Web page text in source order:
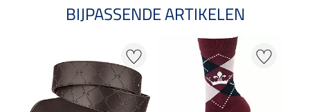
BIJPASSENDE ARTIKELEN